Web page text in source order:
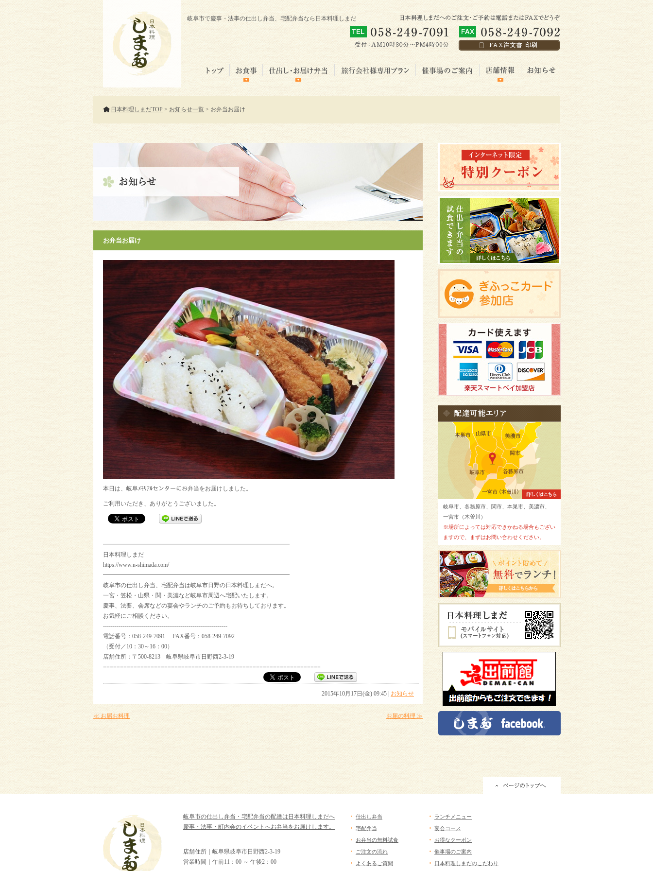
岐阜市で慶事・法事の仕出し弁当、宅配弁当なら日本料理しまだ
日本料理しまだTOP > お知らせ一覧 > お弁当お届け
お弁当お届け
本日は、岐阜ﾒﾓﾘｱﾙセンターにお弁当をお届けしました。
ご利用いただき、ありがとうございました。
━━━━━━━━━━━━━━━━━━━━━━━━━━━━━━━━
日本料理しまだ
https://www.n-shimada.com/
━━━━━━━━━━━━━━━━━━━━━━━━━━━━━━━━
岐阜市の仕出し弁当、宅配弁当は岐阜市日野の日本料理しまだへ。
一宮・笠松・山県・関・美濃など岐阜市周辺へ宅配いたします。
慶事、法要、会席などの宴会やランチのご予約もお待ちしております。
お気軽にご相談ください。
----------------------------------------------------------------
電話番号：058-249-7091 FAX番号：058-249-7092
（受付／10：30～16：00）
店舗住所：〒500-8213 岐阜県岐阜市日野西2-3-19
================================================================
2015年10月17日(金) 09:45 | お知らせ
≪ お届お料理 お届の料理 ≫
岐阜市、各務原市、関市、本巣市、美濃市、
一宮市（木曽川）
※場所によっては対応できかねる場合もござい
ますので、まずはお問い合わせください。
岐阜市の仕出し弁当・宅配弁当の配達は日本料理しまだへ
慶事・法事・町内会のイベントへお弁当をお届けします。
店舗住所｜岐阜県岐阜市日野西2-3-19
営業時間｜午前11：00 ～ 午後2：00
仕出し弁当
宅配弁当
お弁当の無料試食
ご注文の流れ
よくあるご質問
ランチメニュー
宴会コース
お得なクーポン
催事場のご案内
日本料理しまだのこだわり